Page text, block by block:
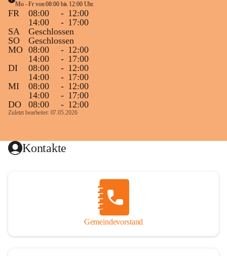
Mo - Fr von 08:00 bis 12:00 Uhr.
FR 08:00 - 12:00
14:00
- 17:00
SA
Geschlossen
SO
Geschlossen
MO 08:00 - 12:00
14:00
- 17:00
DI
08:00 - 12:00
14:00
- 17:00
MI
08:00 - 12:00
14:00
- 17:00
DO
08:00 - 12:00
Zuletzt bearbeitet: 07.05.2026
Kontakte
Gemeindevorstand